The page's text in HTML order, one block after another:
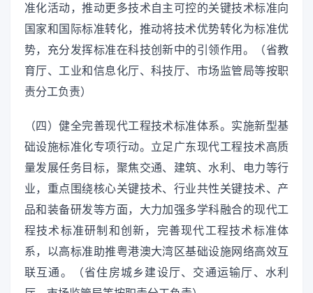
准化活动，推动更多技术自主可控的关键技术标准向
国家和国际标准转化，推动将技术优势转化为标准优
势，充分发挥标准在科技创新中的引领作用。（省教
育厅、工业和信息化厅、科技厅、市场监管局等按职
责分工负责）
（四）健全完善现代工程技术标准体系。实施新型基
础设施标准化专项行动。立足广东现代工程技术高质
量发展任务目标，聚焦交通、建筑、水利、电力等行
业，重点围绕核心关键技术、行业共性关键技术、产
品和装备研发等方面，大力加强多学科融合的现代工
程技术标准研制和创新，完善现代工程技术标准体
系，以高标准助推粤港澳大湾区基础设施网络高效互
联互通。（省住房城乡建设厅、交通运输厅、水利